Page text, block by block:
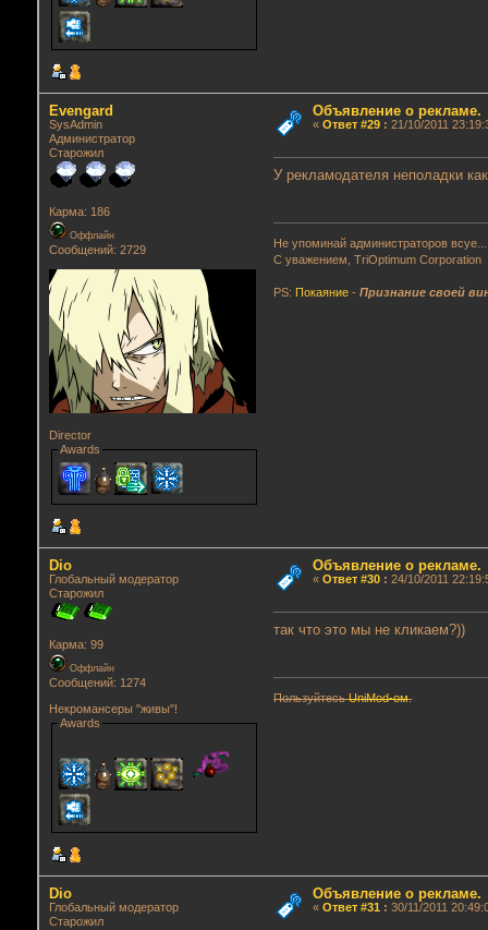
Evengard
SysAdmin
Администратор
Старожил
Карма: 186
Оффлайн
Сообщений: 2729
Director
Awards
Объявление о рекламе.
« Ответ #29: 21/10/2011
У рекламодателя неполадки
Не упоминай администраторов всуе...
С уважением, TriOptimum Corporation
PS: Покаяние -Признание своей
Dio
Глобальный модератор
Старожил
Карма: 99
Оффлайн
Сообщений: 1274
Некромансеры "живы"!
Awards
Объявление о рекламе.
« Ответ #30: 24/10/2011
так что это мы не кликаем?))
ПользуйтесьUniMod-ом.
Dio
Глобальный модератор
Старожил
Объявление о рекламе.
« Ответ #31 : 30/11/2011